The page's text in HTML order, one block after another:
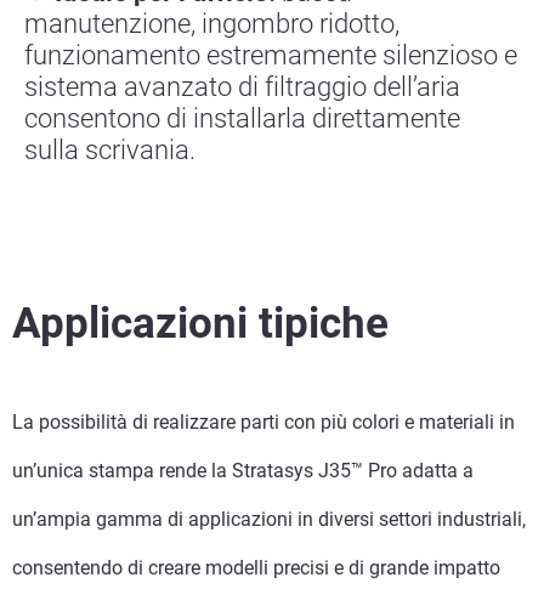
manutenzione, ingombro ridotto,
funzionamento estremamente silenzioso e
sistema avanzato di filtraggio dell’aria
consentono di installarla direttamente
sulla scrivania.
Applicazioni tipiche
La possibilità di realizzare parti con più colori e materiali in
un’unica stampa rende la Stratasys J35™ Pro adatta a
un’ampia gamma di applicazioni in diversi settori industriali,
consentendo di creare modelli precisi e di grande impatto